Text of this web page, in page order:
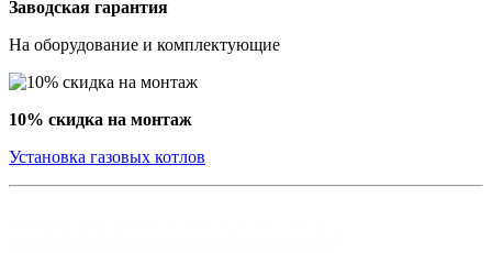
Заводская гарантия
На оборудование и комплектующие
10% скидка на монтаж
Установка газовых котлов